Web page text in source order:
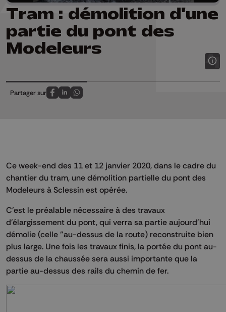
Tram : démolition d'une
partie du pont des
Modeleurs
Partager sur
Partagez sur FaceBook
Partagez sur LinkedIn
Partagez sur Whatsapp
Ce week-end des 11 et 12 janvier 2020, dans le cadre du
chantier du tram, une démolition partielle du pont des
Modeleurs à Sclessin est opérée.
C'est le préalable nécessaire à des travaux
d'élargissement du pont, qui verra sa partie aujourd'hui
démolie (celle "au-dessus de la route) reconstruite bien
plus large. Une fois les travaux finis, la portée du pont au-
dessus de la chaussée sera aussi importante que la
partie au-dessus des rails du chemin de fer.